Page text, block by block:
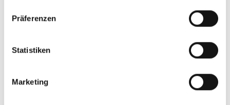
Präferenzen
Statistiken
Marketing